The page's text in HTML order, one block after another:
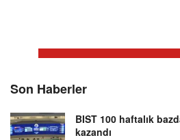
Son Haberler
BIST 100 haftalık
kazandı